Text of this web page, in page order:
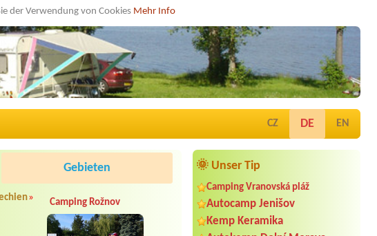
der Verwendung von Cookies Mehr Info
CZ DE EN
🌞 Unser Tip
Camping Vranovská pláž
Autocamp Jenišov
Kemp Keramika
Gebieten
» Camping Rožnov